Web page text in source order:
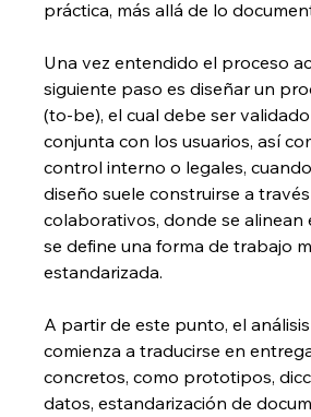
práctica, más allá de lo
Una vez entendido el proceso
siguiente paso es diseñar un
(to-be), el cual debe ser
conjunta con los usuarios, así
control interno o legales,
diseño suele construirse a
colaborativos, donde se alinean
se define una forma de trabajo
estandarizada.
A partir de este punto, el
comienza a traducirse en
concretos, como prototipos,
datos, estandarización de